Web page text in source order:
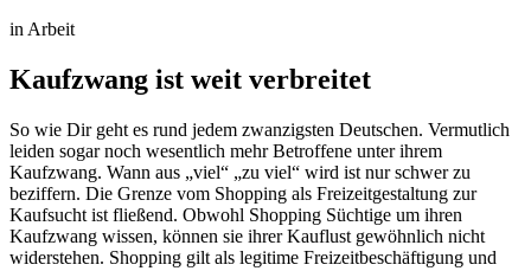
in Arbeit
Kaufzwang ist weit verbreitet
So wie Dir geht es rund jedem zwanzigsten Deutschen. Vermutlich
leiden sogar noch wesentlich mehr Betroffene unter ihrem
Kaufzwang. Wann aus „viel“ „zu viel“ wird ist nur schwer zu
beziffern. Die Grenze vom Shopping als Freizeitgestaltung zur
Kaufsucht ist fließend. Obwohl Shopping Süchtige um ihren
Kaufzwang wissen, können sie ihrer Kauflust gewöhnlich nicht
widerstehen. Shopping gilt als legitime Freizeitbeschäftigung und